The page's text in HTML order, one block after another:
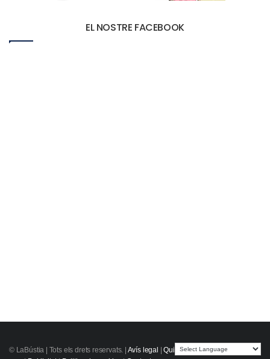
EL NOSTRE FACEBOOK
© LaBústia | Tots els drets reservats. | Avís legal |Qui